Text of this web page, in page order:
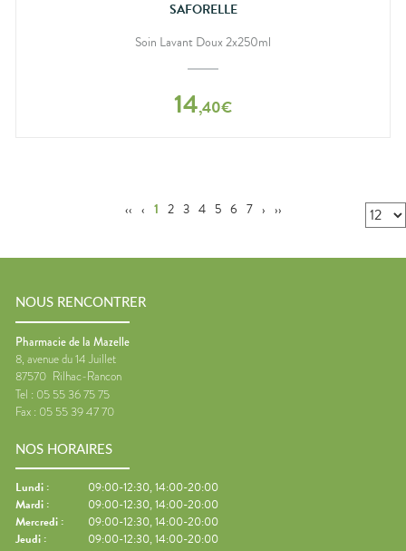
SAFORELLE
Soin Lavant Doux 2x250ml
14,40€
‹‹ ‹ 1 2 3 4 5 6 7 › ››
NOUS RENCONTRER
Pharmacie de la Mazelle
8, avenue du 14 Juillet
87570 Rilhac-Rancon
Tel : 05 55 36 75 75
Fax : 05 55 39 47 70
NOS HORAIRES
Lundi :
09:00-12:30, 14:00-20:00
Mardi :
09:00-12:30, 14:00-20:00
Mercredi :
09:00-12:30, 14:00-20:00
Jeudi :
09:00-12:30, 14:00-20:00